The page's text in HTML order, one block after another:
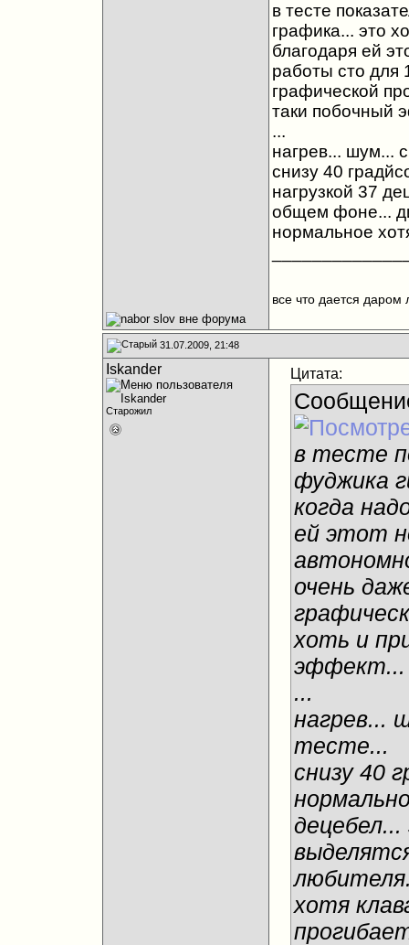
в тесте
графика... это
благодаря ей
работы сто для
графической
таки побочный
...
нагрев... шум...
снизу 40
нагрузкой 37
общем фоне...
нормальное
все что дается даром
31.07.2009, 21:48
Iskander
Старожил
Цитата:
в тесте
фуджика
когда
ей этот
очень
хоть и
эффект...
...
нагрев...
тесте...
снизу 40
хотя